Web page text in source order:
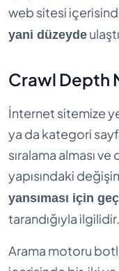
web sitesi
yani düzeyde
Crawl Depth
İnternet sitemize
ya da kategori
sıralama alması
yapısındaki
yansıması için
tarandığıyla ilgilidir.
Arama motoru